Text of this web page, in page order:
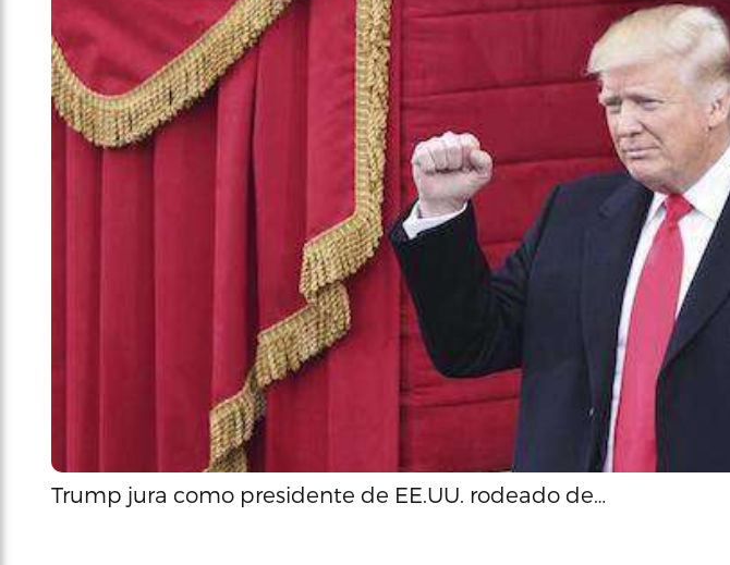
Trump jura como presidente de EE.UU. rodeado de…